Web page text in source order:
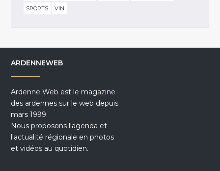
SPORTS
VIN
ARDENNEWEB
Ardenne Web est le magazine
des ardennes sur le web depuis
mars 1999.
Nous proposons l'agenda et
l'actualité régionale en photos
et vidéos au quotidien.